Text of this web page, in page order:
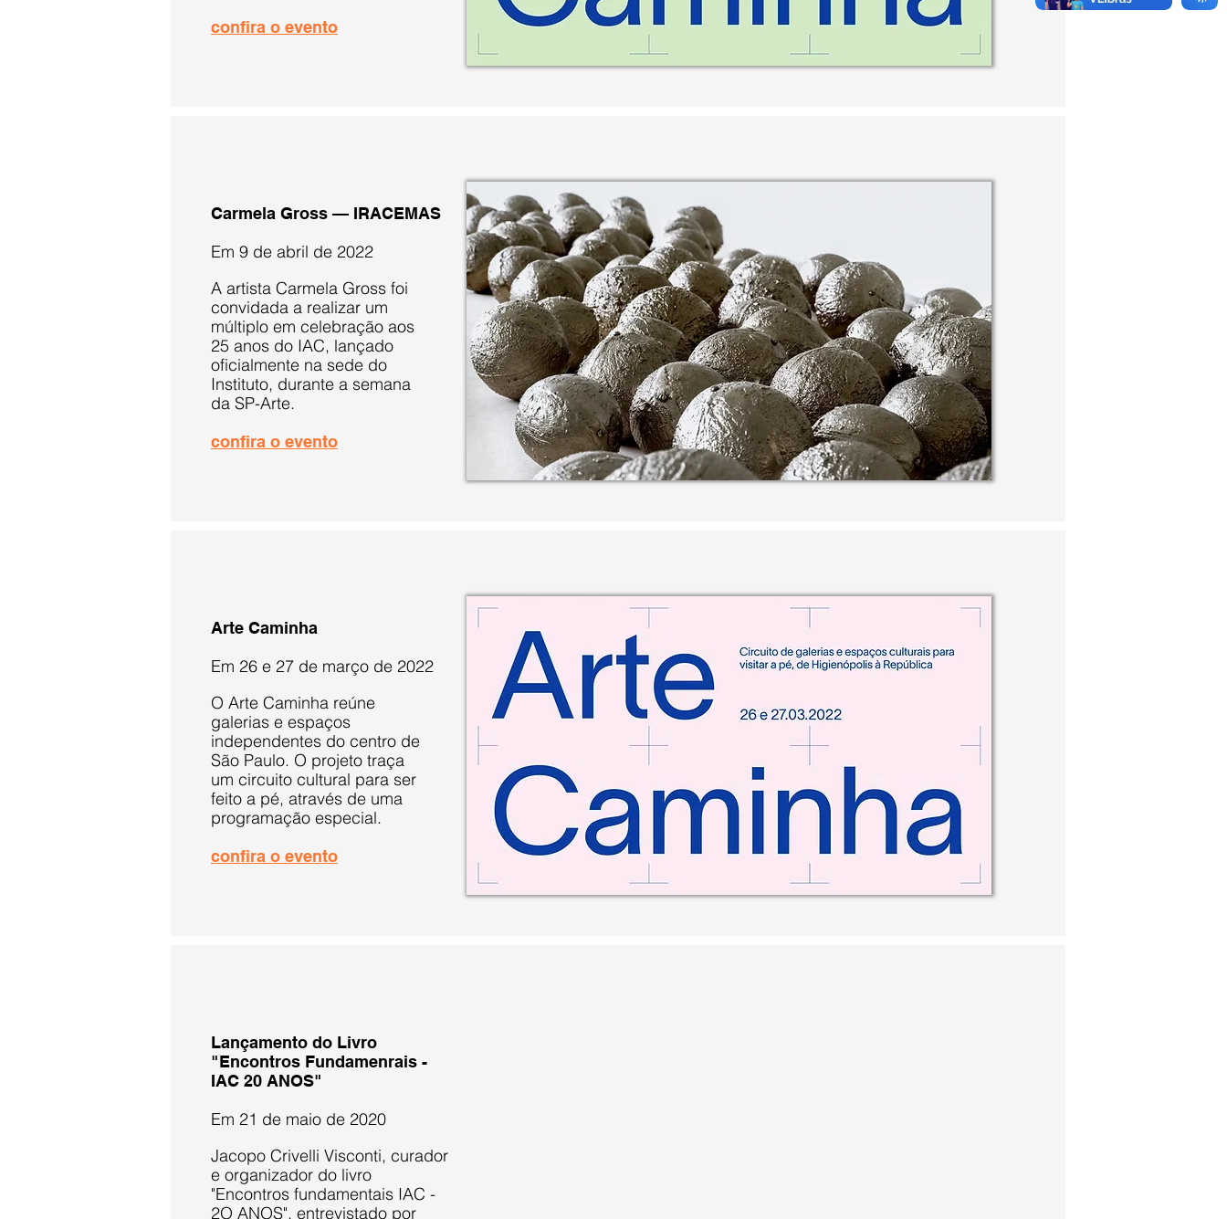
confira o evento
Carmela Gross — IRACEMAS
Em 9 de abril de 2022
A artista Carmela Gross foi
convidada a realizar um
múltiplo em celebração aos
25 anos do IAC, lançado
oficialmente na sede do
Instituto, durante a semana
da SP-Arte.
confira o evento
Arte Caminha
Em 26 e 27 de março de 2022
O Arte Caminha reúne
galerias e espaços
independentes do centro de
São Paulo. O projeto traça
um circuito cultural para ser
feito a pé, através de uma
programação especial.
confira o evento
Lançamento do Livro
"Encontros Fundamenrais -
IAC 20 ANOS"
Em 21 de maio de 2020
Jacopo Crivelli Visconti, curador
e organizador do livro
"Encontros fundamentais IAC -
2O ANOS", entrevistado por